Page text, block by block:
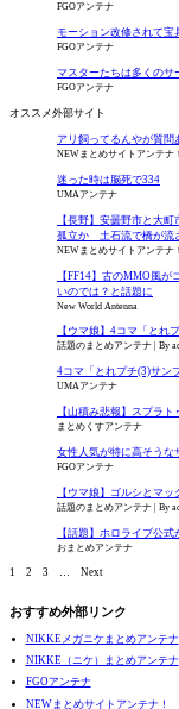
FGOアンテナ
モーション改修されて宝
FGOアンテナ
マスターたちは多くのサ
FGOアンテナ
オススメ外部サイト
アリ飼ってるんやが質問
NEWまとめサイトアンテナ！
迷った時は脳死で334
UMAアンテナ
【長野】安曇野市と大
孤立か 土石流で橋が流
NEWまとめサイトアンテナ！
【FF14】古のMMO風
いのでは？と話題に
New World Antenna
【ウマ娘】4コマ「とれ
話題のまとめアンテナ By
4コマ「とれプチ(3)サン
UMAアンテナ
【山積み悲報】スプラ
まとめくすアンテナ
女性人気が特に高そうな
FGOアンテナ
【ウマ娘】ゴルシとマ
話題のまとめアンテナ By
【話題】ホロライブ公
おまとめアンテナ
1 2 3 Next
おすすめ外部リンク
NIKKEメガニケまとめアンテナ
NIKKE（ニケ）まとめアンテナ
FGOアンテナ
NEWまとめサイトアンテナ！